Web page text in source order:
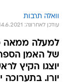
וואלה תרבות
עודכן לאחרונה: 14.6.2021 / 5:48
למעלה ממאה
של האמן
יורו.